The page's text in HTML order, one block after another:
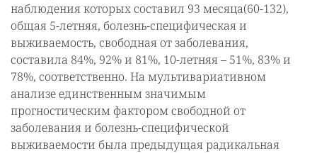
наблюдения которых составил 93 месяца(60-132),
общая 5-летняя, болезнь-специфическая и
выживаемость, свободная от заболевания,
составила 84%, 92% и 81%, 10-летняя – 51%, 83% и
78%, соответственно. На мультивариативном
анализе единственным значимым
прогностическим фактором свободной от
заболевания и болезнь-специфической
выживаемости была предыдущая радикальная